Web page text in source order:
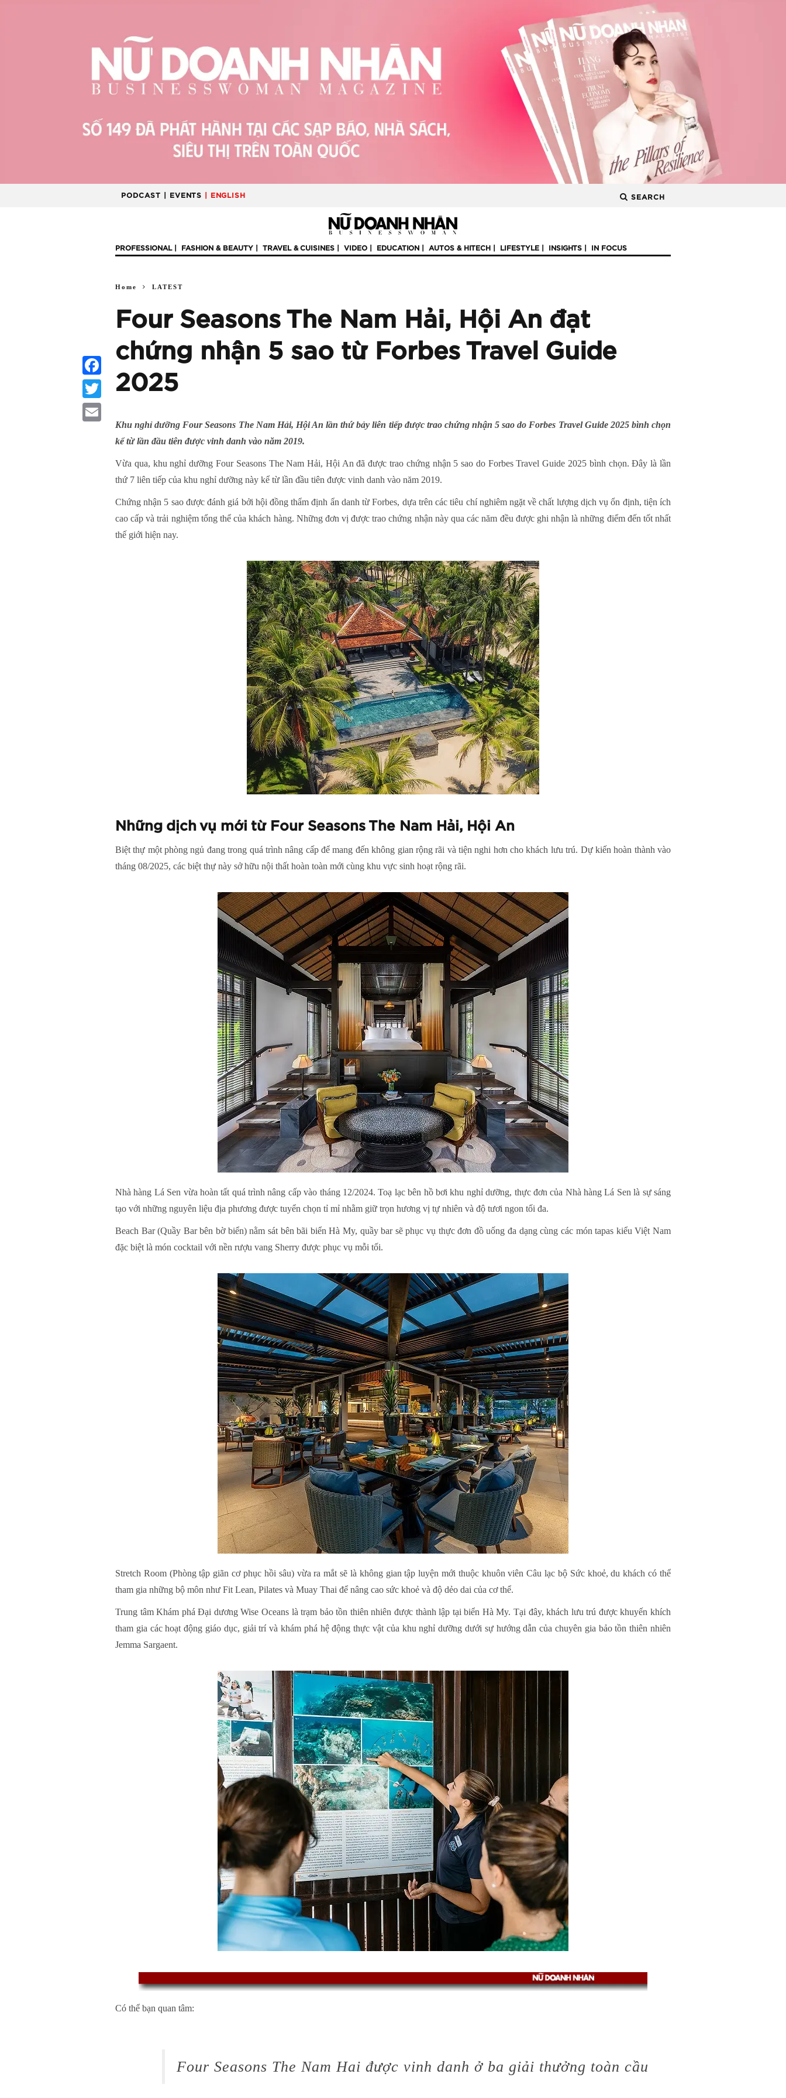
PODCAST | EVENTS | ENGLISH SEARCH
PROFESSIONAL FASHION & BEAUTY TRAVEL & CUISINES VIDEO EDUCATION AUTOS & HITECH LIFESTYLE INSIGHTS IN FOCUS
Home LATEST
Four Seasons The Nam Hải, Hội An đạt
chứng nhận 5 sao từ Forbes Travel Guide
2025
Khu nghỉ dưỡng Four Seasons The Nam Hải, Hội An lần thứ bảy liên tiếp được trao chứng nhận 5 sao do Forbes Travel Guide 2025 bình chọn
kể từ lần đầu tiên được vinh danh vào năm 2019.
Vừa qua, khu nghỉ dưỡng Four Seasons The Nam Hải, Hội An đã được trao chứng nhận 5 sao do Forbes Travel Guide 2025 bình chọn. Đây là lần
thứ 7 liên tiếp của khu nghỉ dưỡng này kể từ lần đầu tiên được vinh danh vào năm 2019.
Chứng nhận 5 sao được đánh giá bởi hội đồng thẩm định ẩn danh từ Forbes, dựa trên các tiêu chí nghiêm ngặt về chất lượng dịch vụ ổn định, tiện ích
cao cấp và trải nghiệm tổng thể của khách hàng. Những đơn vị được trao chứng nhận này qua các năm đều được ghi nhận là những điểm đến tốt nhất
thế giới hiện nay.
Những dịch vụ mới từ Four Seasons The Nam Hải, Hội An
Biệt thự một phòng ngủ đang trong quá trình nâng cấp để mang đến không gian rộng rãi và tiện nghi hơn cho khách lưu trú. Dự kiến hoàn thành vào
tháng 08/2025, các biệt thự này sở hữu nội thất hoàn toàn mới cùng khu vực sinh hoạt rộng rãi.
Nhà hàng Lá Sen vừa hoàn tất quá trình nâng cấp vào tháng 12/2024. Toạ lạc bên hồ bơi khu nghỉ dưỡng, thực đơn của Nhà hàng Lá Sen là sự sáng
tạo với những nguyên liệu địa phương được tuyển chọn tỉ mỉ nhằm giữ trọn hương vị tự nhiên và độ tươi ngon tối đa.
Beach Bar (Quầy Bar bên bờ biển) nằm sát bên bãi biển Hà My, quầy bar sẽ phục vụ thực đơn đồ uống đa dạng cùng các món tapas kiểu Việt Nam
đặc biệt là món cocktail với nền rượu vang Sherry được phục vụ mỗi tối.
Stretch Room (Phòng tập giãn cơ phục hồi sâu) vừa ra mắt sẽ là không gian tập luyện mới thuộc khuôn viên Câu lạc bộ Sức khoẻ, du khách có thể
tham gia những bộ môn như Fit Lean, Pilates và Muay Thai để nâng cao sức khoẻ và độ dẻo dai của cơ thể.
Trung tâm Khám phá Đại dương Wise Oceans là trạm bảo tồn thiên nhiên được thành lập tại biển Hà My. Tại đây, khách lưu trú được khuyến khích
tham gia các hoạt động giáo dục, giải trí và khám phá hệ động thực vật của khu nghỉ dưỡng dưới sự hướng dẫn của chuyên gia bảo tồn thiên nhiên
Jemma Sargaent.
Có thể bạn quan tâm:
Four Seasons The Nam Hai được vinh danh ở ba giải thưởng toàn cầu
Facebook
Twitter